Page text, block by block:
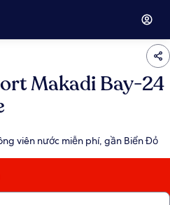
Makadi Bay-24
viên nước miễn phí, gần Biển Đỏ